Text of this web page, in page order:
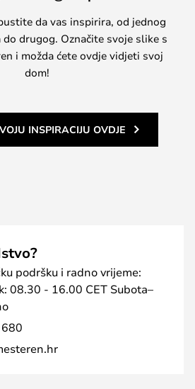
da vas inspirira, od jednog
drugog. Označite svoje slike s
i možda ćete ovdje vidjeti svoj
dom!
INSPIRACIJU OVDJE
podršku i radno vrijeme:
08.30 - 16.00 CET Subota–